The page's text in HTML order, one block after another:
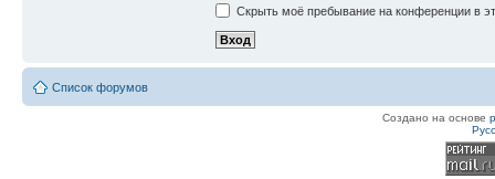
Скрыть моё пребывание на конференции в
Список форумов
Создано на основе